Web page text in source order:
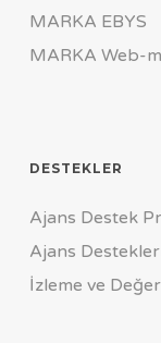
MARKA EBYS
MARKA Web-
DESTEKLER
Ajans Destek
Ajans
İzleme ve